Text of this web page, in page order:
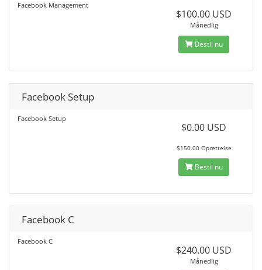
Facebook Management
$100.00 USD
Månedlig
Bestil nu
Facebook Setup
Facebook Setup
$0.00 USD
$150.00 Oprettelse
Bestil nu
Facebook C
Facebook C
$240.00 USD
Månedlig